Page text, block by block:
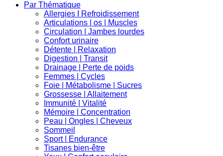
Par Thématique
Allergies I Refroidissement
Articulations | os | Muscles
Circulation | Jambes lourdes
Confort urinaire
Détente | Relaxation
Digestion | Transit
Drainage | Perte de poids
Femmes | Cycles
Foie | Métabolisme | Sucres
Grossesse | Allaitement
Immunité | Vitalité
Mémoire | Concentration
Peau | Ongles | Cheveux
Sommeil
Sport | Endurance
Tisanes bien-être